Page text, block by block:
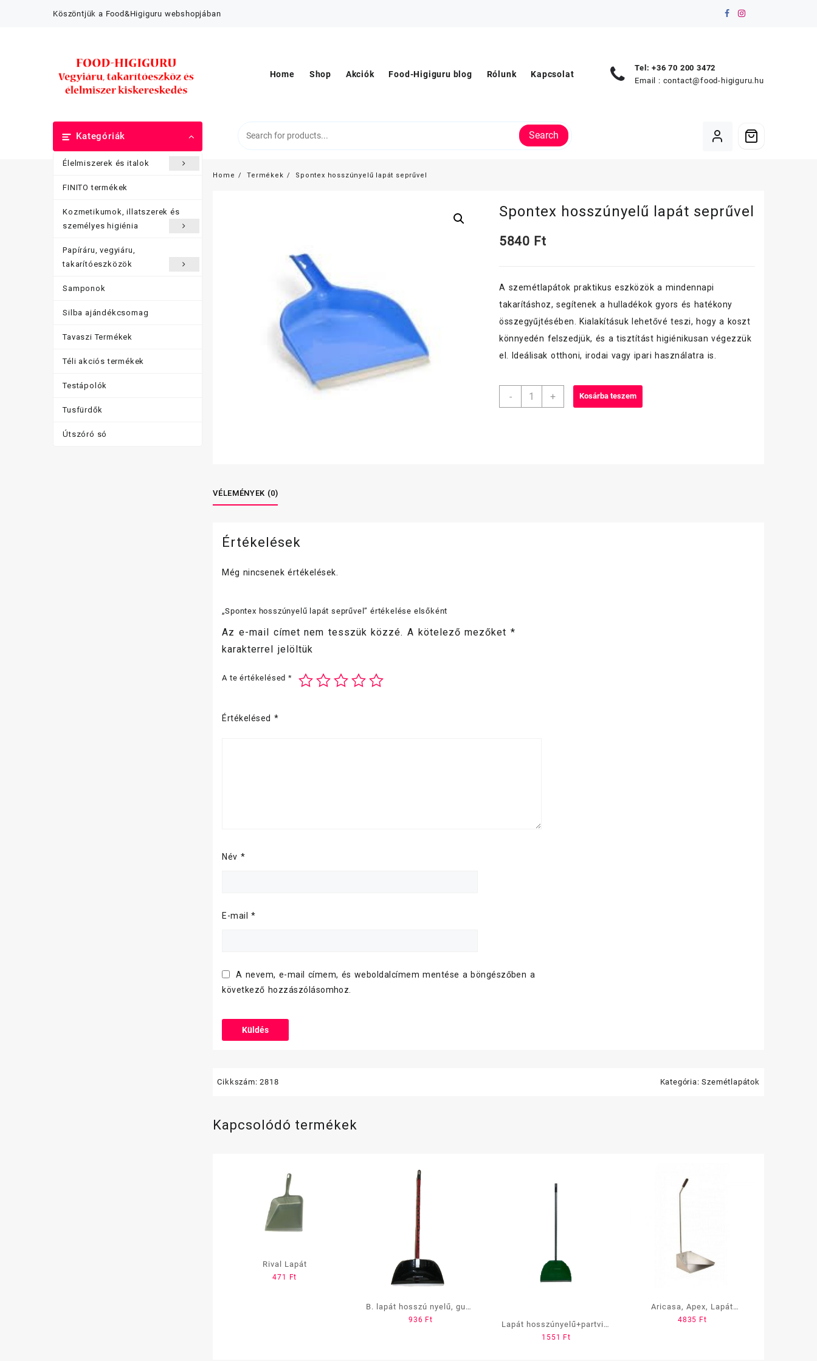
Köszöntjük a Food&Higiguru webshopjában
Home Shop Akciók Food-Higiguru blog Rólunk Kapcsolat
Tel: +36 70 200 3472
Email : contact@food-higiguru.hu
Kategóriák
Élelmiszerek és italok
FINITO termékek
Kozmetikumok, illatszerek és
személyes higiénia
Papíráru, vegyiáru,
takarítóeszközök
Samponok
Silba ajándékcsomag
Tavaszi Termékek
Téli akciós termékek
Testápolók
Tusfürdők
Útszóró só
Search
Home Termékek Spontex hosszúnyelű lapát seprűvel
Spontex hosszúnyelű lapát seprűvel
5840 Ft
A szemétlapátok praktikus eszközök a mindennapi
takarításhoz, segítenek a hulladékok gyors és hatékony
összegyűjtésében. Kialakításuk lehetővé teszi, hogy a koszt
könnyedén felszedjük, és a tisztítást higiénikusan végezzük
el. Ideálisak otthoni, irodai vagy ipari használatra is.
-
Spontex + Kosárba teszem
VÉLEMÉNYEK (0)
Értékelések
Még nincsenek értékelések.
„Spontex hosszúnyelű lapát seprűvel” értékelése elsőként
Az e-mail címet nem tesszük közzé. A kötelező mezőket *
karakterrel jelöltük
A te értékelésed *
Értékelésed *
Név *
E-mail*
A nevem, e-mail címem, és weboldalcímem mentése a böngészőben a
következő hozzászólásomhoz.
Cikkszám:2818 Kategória:Szemétlapátok
Kapcsolódó termékek
Rival Lapát
471 Ft
B. lapát hosszú nyelű, gumi
éllel (bocis)
936 Ft
Lapát hosszúnyelű+partvis,
Fissa (SA567)
1551 Ft
Aricasa, Apex, Lapát
galvanizált fém, nyéllel
4835 Ft